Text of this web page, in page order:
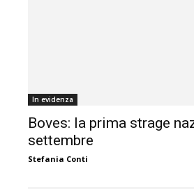
In evidenza
Boves: la prima strage
settembre
Stefania Conti